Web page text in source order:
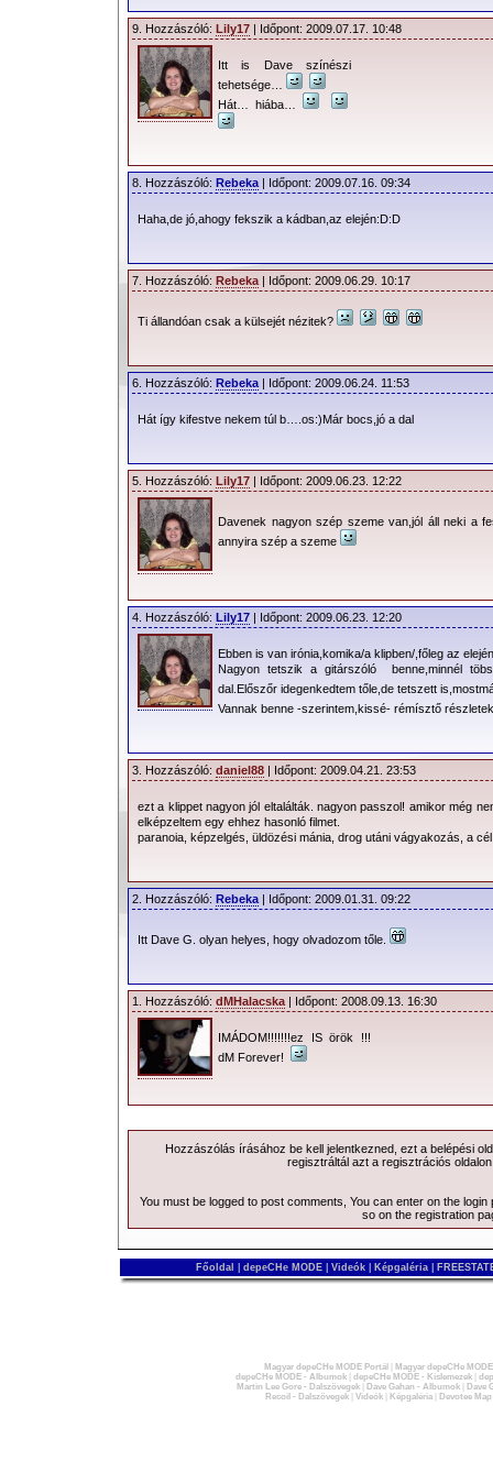
9. Hozzászóló: Lily17 | Időpont: 2009.07.17. 10:48
Itt is Dave színészi
tehetsége…
Hát… hiába…
8. Hozzászóló: Rebeka | Időpont: 2009.07.16. 09:34
Haha,de jó,ahogy fekszik a kádban,az elején:D:D
7. Hozzászóló: Rebeka | Időpont: 2009.06.29. 10:17
Ti állandóan csak a külsejét nézitek?
6. Hozzászóló: Rebeka | Időpont: 2009.06.24. 11:53
Hát így kifestve nekem túl b….os:)Már bocs,jó a dal
5. Hozzászóló: Lily17 | Időpont: 2009.06.23. 12:22
Davenek nagyon szép szeme van,jól áll neki a
annyira szép a szeme
4. Hozzászóló: Lily17 | Időpont: 2009.06.23. 12:20
Ebben is van irónia,komika/a klipben/,főleg az
Nagyon tetszik a gitárszóló benne,minnél
dal.Előszőr idegenkedtem tőle,de tetszett
Vannak benne -szerintem,kissé- rémísztő
3. Hozzászóló: daniel88 | Időpont: 2009.04.21. 23:53
ezt a klippet nagyon jól eltalálták. nagyon passzol! amikor még
elképzeltem egy ehhez hasonló filmet.
paranoia, képzelgés, üldözési mánia, drog utáni vágyakozás, a
2. Hozzászóló: Rebeka | Időpont: 2009.01.31. 09:22
Itt Dave G. olyan helyes, hogy olvadozom tőle.
1. Hozzászóló: dMHalacska | Időpont: 2008.09.13. 16:30
IMÁDOM!!!!!!!ez IS örök !!!
dM Forever!
Hozzászólás írásához be kell jelentkezned, ezt a belépési
regisztráltál azt a regisztrációs
You must be logged to post comments, You can enter on the login
so on the registration
Főoldal depeCHe MODE Videók Képgaléria
Magyar depeCHe MODE Portál
Magyar depeCHe
depeCHe MODE - Albumok| depeCHe MODE - Kislemezek|
Martin Lee Gore - Dalszövegek| Dave Gahan - Albumok|
Dave
Recoil - Dalszövegek| Videók| Képgaléria| Devotee Map